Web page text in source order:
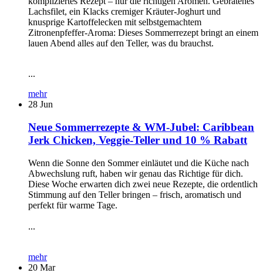
Lachsfilet, ein Klacks cremiger Kräuter-Joghurt und
knusprige Kartoffelecken mit selbstgemachtem
Zitronenpfeffer-Aroma: Dieses Sommerrezept bringt an einem
lauen Abend alles auf den Teller, was du brauchst.
...
mehr
28 Jun
Neue Sommerrezepte & WM-Jubel: Caribbean
Jerk Chicken, Veggie-Teller und 10 % Rabatt
Wenn die Sonne den Sommer einläutet und die Küche nach
Abwechslung ruft, haben wir genau das Richtige für dich.
Diese Woche erwarten dich zwei neue Rezepte, die ordentlich
Stimmung auf den Teller bringen – frisch, aromatisch und
perfekt für warme Tage.
...
mehr
20 Mar